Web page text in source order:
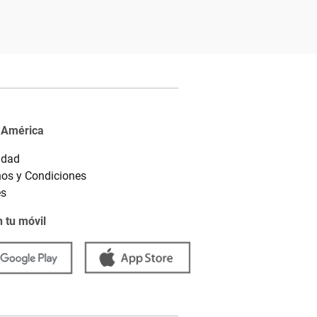
y Condiciones
tu móvil